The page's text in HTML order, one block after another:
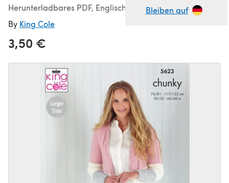
Bleiben auf
Herunterladbares PDF, Englisch
By King Cole
3,50 €